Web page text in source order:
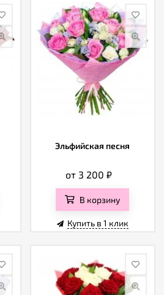
Эльфийская песня
от 3 200₽
В корзину
Купить в 1 клик